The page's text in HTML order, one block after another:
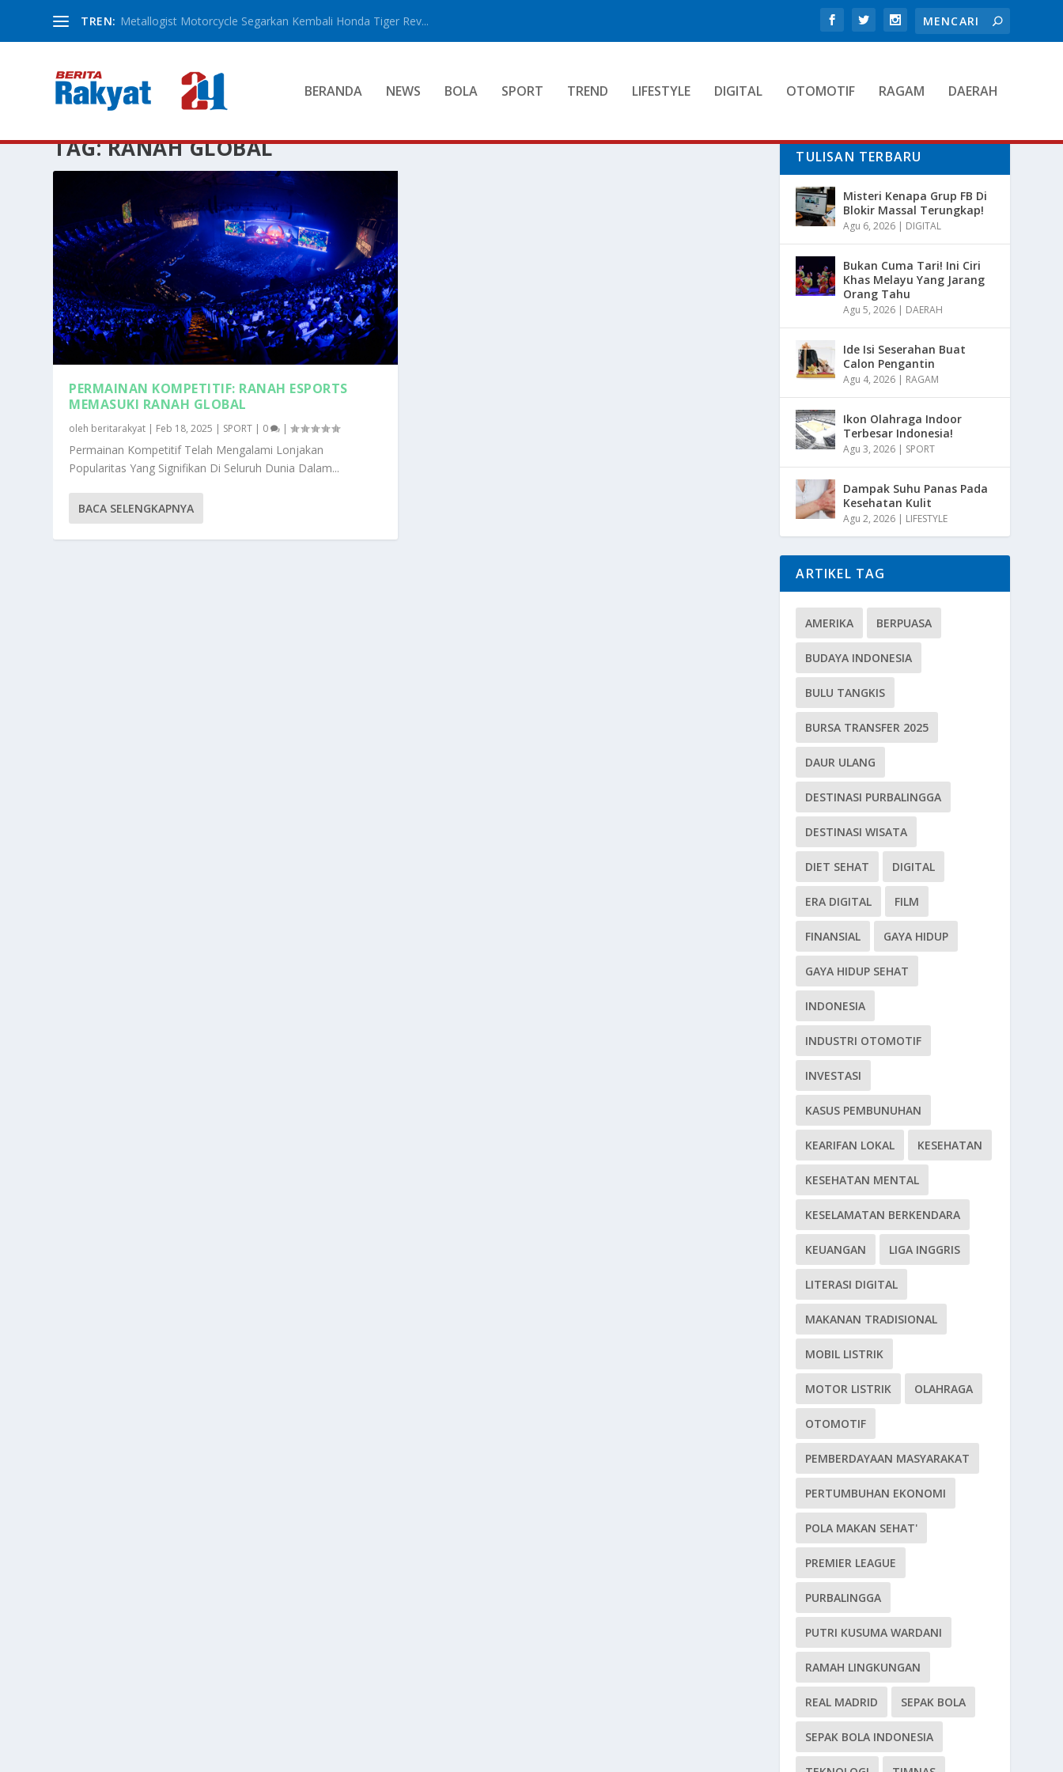
TREN: Metallogist Motorcycle Segarkan Kembali Honda Tiger Rev...
BERANDA NEWS BOLA SPORT TREND LIFESTYLE DIGITAL OTOMOTIF RAGAM DAERAH
TAG:RANAH GLOBAL
PERMAINAN KOMPETITIF: RANAH ESPORTS
MEMASUKI RANAH GLOBAL
oleh beritarakyat | Feb 18, 2025 | SPORT | 0 |
Permainan Kompetitif Telah Mengalami Lonjakan
Popularitas Yang Signifikan Di Seluruh Dunia Dalam...
BACA SELENGKAPNYA
TULISAN TERBARU
Misteri Kenapa Grup FB Di
Blokir Massal Terungkap!
Agu 6, 2026 | DIGITAL
Bukan Cuma Tari! Ini Ciri
Khas Melayu Yang Jarang
Orang Tahu
Agu 5, 2026 | DAERAH
Ide Isi Seserahan Buat
Calon Pengantin
Agu 4, 2026 | RAGAM
Ikon Olahraga Indoor
Terbesar Indonesia!
Agu 3, 2026 | SPORT
Dampak Suhu Panas Pada
Kesehatan Kulit
Agu 2, 2026 | LIFESTYLE
ARTIKEL TAG
AMERIKA BERPUASA
BUDAYA INDONESIA
BULU TANGKIS
BURSA TRANSFER 2025
DAUR ULANG
DESTINASI PURBALINGGA
DESTINASI WISATA
DIET SEHAT DIGITAL
ERA DIGITAL FILM
FINANSIAL GAYA HIDUP
GAYA HIDUP SEHAT
INDONESIA
INDUSTRI OTOMOTIF
INVESTASI
KASUS PEMBUNUHAN
KEARIFAN LOKAL KESEHATAN
KESEHATAN MENTAL
KESELAMATAN BERKENDARA
KEUANGAN LIGA INGGRIS
LITERASI DIGITAL
MAKANAN TRADISIONAL
MOBIL LISTRIK
MOTOR LISTRIK OLAHRAGA
OTOMOTIF
PEMBERDAYAAN MASYARAKAT
PERTUMBUHAN EKONOMI
POLA MAKAN SEHAT'
PREMIER LEAGUE
PURBALINGGA
PUTRI KUSUMA WARDANI
RAMAH LINGKUNGAN
REAL MADRID SEPAK BOLA
SEPAK BOLA INDONESIA